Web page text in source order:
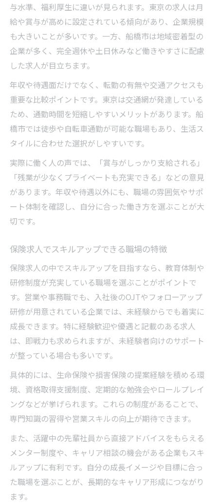
与水準、福利厚生に違いが見られます。東京の求人は月
給や賞与が高めに設定されている傾向があり、企業規模
も大きいことが多いです。一方、船橋市は地域密着型の
企業が多く、完全週休や土日休みなど働きやすさに配慮
した求人が目立ちます。
年収や待遇面だけでなく、転勤の有無や交通アクセスも
重要な比較ポイントです。東京は交通網が発達している
ため、通勤時間を短縮しやすいメリットがあります。船
橋市では徒歩や自転車通勤が可能な職場もあり、生活ス
タイルに合わせた選択がしやすいです。
実際に働く人の声では、「賞与がしっかり支給される」
「残業が少なくプライベートも充実できる」などの意見
があります。年収や待遇以外にも、職場の雰囲気やサポ
ート体制を確認し、自分に合った働き方を選ぶことが大
切です。
保険求人でスキルアップできる職場の特徴
保険求人の中でスキルアップを目指すなら、教育体制や
研修制度が充実している職場を選ぶことがポイントで
す。営業や事務職でも、入社後のOJTやフォローアップ
研修が用意されている企業では、未経験からでも着実に
成長できます。特に経験歓迎や優遇と記載のある求人
は、即戦力も求められますが、未経験者向けのサポート
が整っている場合も多いです。
具体的には、生命保険や損害保険の提案経験を積める環
境、資格取得支援制度、定期的な勉強会やロールプレイ
ングなどが挙げられます。これらの制度があることで、
専門知識の習得や営業スキルの向上が期待できます。
また、活躍中の先輩社員から直接アドバイスをもらえる
メンター制度や、キャリア相談の機会がある企業もスキ
ルアップに有利です。自分の成長イメージや目標に合っ
た職場を選ぶことが、長期的なキャリア形成につながり
ます。